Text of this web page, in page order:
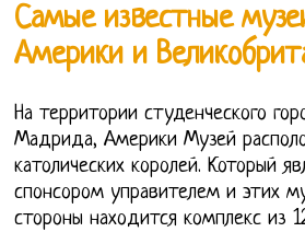
Самые известные
Америки и
На территории студенческого
Мадрида, Америки Музей
католических королей. Который
спонсором управителем и этих
стороны находится комплекс из